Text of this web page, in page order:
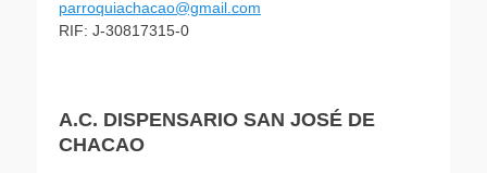
parroquiachacao@gmail.com
RIF: J-30817315-0
A.C. DISPENSARIO SAN JOSÉ DE
CHACAO